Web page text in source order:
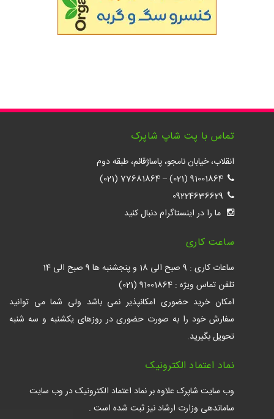
تماس با پت شاپ شاپرک
انقلاب، خیابان نامجو، پاساژقائم، طبقه دوم
91001864 (021)
–
77681864 (021)
09224636629
ما را در اینستاگرام دنبال کنید
ساعت کاری
ساعات کاری : 9 صبح الی 18 و پنجشنبه ها 9 صبح الی 14
تلفن تماس ویژه : 91001864 (021)
امکان خرید حضوری امکانپذیر نمی باشد ولی شما می توانید
سفارش خود را به صورت حضوری در روزهای یکشنبه و سه شنبه
تحویل بگیرید.
نماد اعتماد الکترونیک
وب سایت شاپرک علاوه بر نماد اعتماد الکترونیک در وب سایت
ساماندهی وزارت ارشاد نیز ثبت شده است .